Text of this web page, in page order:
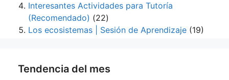
Interesantes Actividades para Tutoría
(Recomendado) (22)
Los ecosistemas | Sesión de Aprendizaje (19)
Tendencia del mes